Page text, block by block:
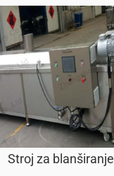
Stroj za blanširanje